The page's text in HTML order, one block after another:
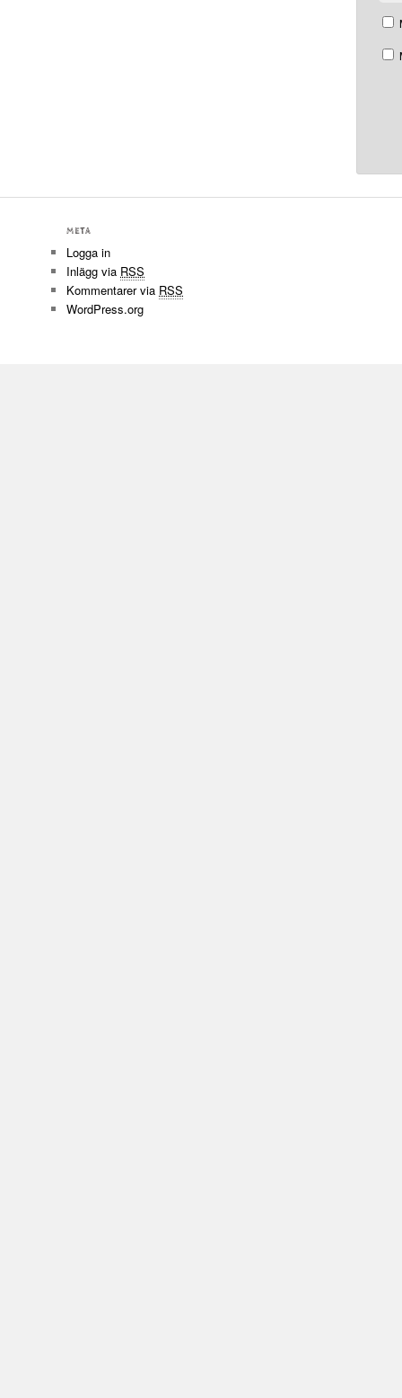
META
Logga in
Inlägg via RSS
Kommentarer via RSS
WordPress.org